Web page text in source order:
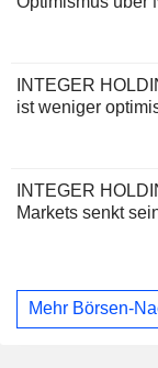
INTEGER
ist weniger
INTEGER
Markets senkt
Mehr Börsen-